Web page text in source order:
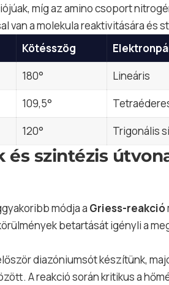
míg az amino csoport
van a molekula reaktivitására és
Kötésszög
180°
Lineáris
109,5°
120° Trigonális
és szintézis
módja a Griess-reakció
betartását igényli a
diazóniumsót készítünk,
A reakció során kritikus a